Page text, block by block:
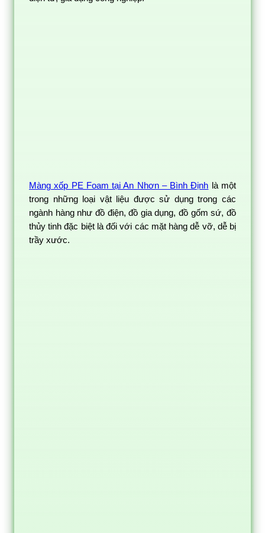
Màng xốp PE Foam tại An Nhơn – Bình Định là một
trong những loại vật liệu được sử dụng trong các
ngành hàng như đồ điện, đồ gia dụng, đồ gốm sứ, đồ
thủy tinh đặc biệt là đối với các mặt hàng dễ vỡ, dễ bị
trầy xước.